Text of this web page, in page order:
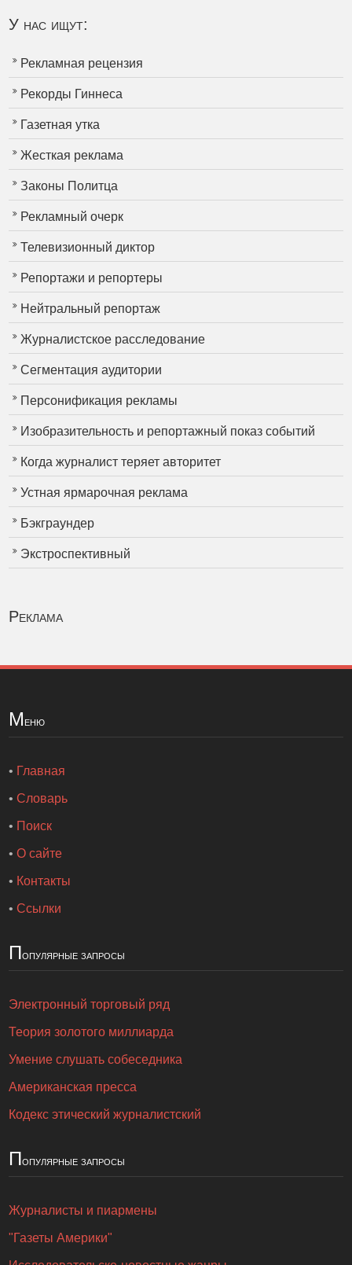
У нас ищут:
Рекламная рецензия
Рекорды Гиннеса
Газетная утка
Жесткая реклама
Законы Политца
Рекламный очерк
Телевизионный диктор
Репортажи и репортеры
Нейтральный репортаж
Журналистское расследование
Сегментация аудитории
Персонификация рекламы
Изобразительность и репортажный показ событий
Когда журналист теряет авторитет
Устная ярмарочная реклама
Бэкграундер
Экстроспективный
Реклама
Меню
• Главная
•Словарь
• Поиск
•О сайте
• Контакты
•Ссылки
Популярные запросы
Электронный торговый ряд
Теория золотого миллиарда
Умение слушать собеседника
Американская пресса
Кодекс этический журналистский
Популярные запросы
Журналисты и пиармены
"Газеты Америки"